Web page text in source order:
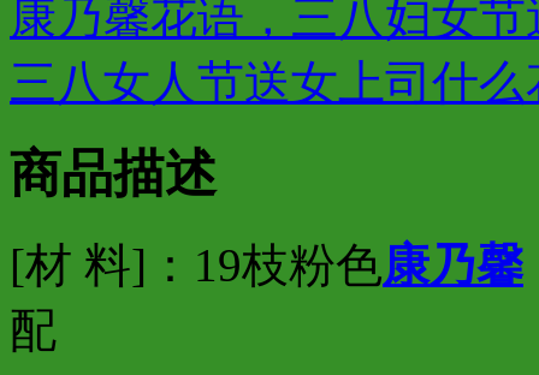
康乃馨花语，三八妇女
三八女人节送女上司什么
商品描述
[材 料]：19枝粉色康乃馨
配